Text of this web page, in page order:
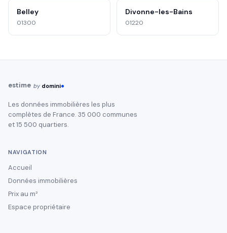
Belley
01300
Divonne-les-Bains
01220
estime by domini
Les données immobilières les plus
complètes de France. 35 000 communes
et 15 500 quartiers.
NAVIGATION
Accueil
Données immobilières
Prix au m²
Espace propriétaire